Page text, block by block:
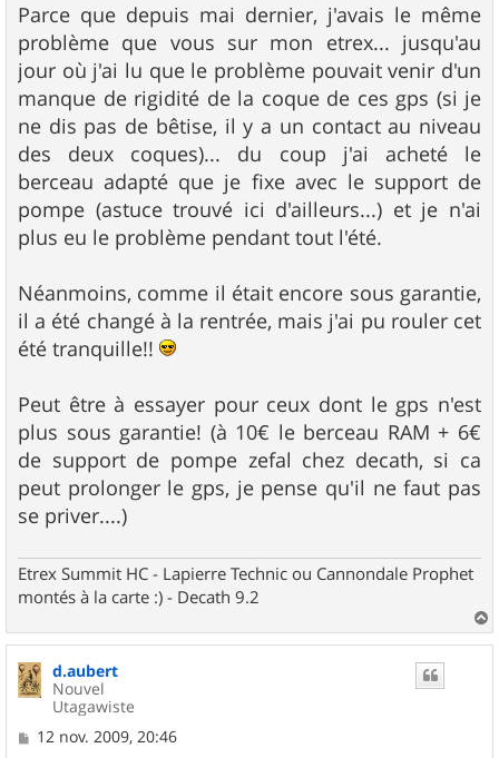
Parce que depuis mai dernier, j'avais le même
problème que vous sur mon etrex... jusqu'au
jour où j'ai lu que le problème pouvait venir d'un
manque de rigidité de la coque de ces gps (si je
ne dis pas de bêtise, il y a un contact au niveau
des deux coques)... du coup j'ai acheté le
berceau adapté que je fixe avec le support de
pompe (astuce trouvé ici d'ailleurs...) et je n'ai
plus eu le problème pendant tout l'été.
Néanmoins, comme il était encore sous garantie,
il a été changé à la rentrée, mais j'ai pu rouler cet
été tranquille!!
Peut être à essayer pour ceux dont le gps n'est
plus sous garantie! (à 10€ le berceau RAM + 6€
de support de pompe zefal chez decath, si ca
peut prolonger le gps, je pense qu'il ne faut pas
se priver....)
Etrex Summit HC - Lapierre Technic ou Cannondale Prophet
montés à la carte :) - Decath 9.2
a
u
d.aubert
Nouvel
Utagawiste
M12 nov. 2009, 20:46